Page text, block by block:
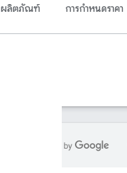
ผลิตภัณฑ์ การกำหนดราคา